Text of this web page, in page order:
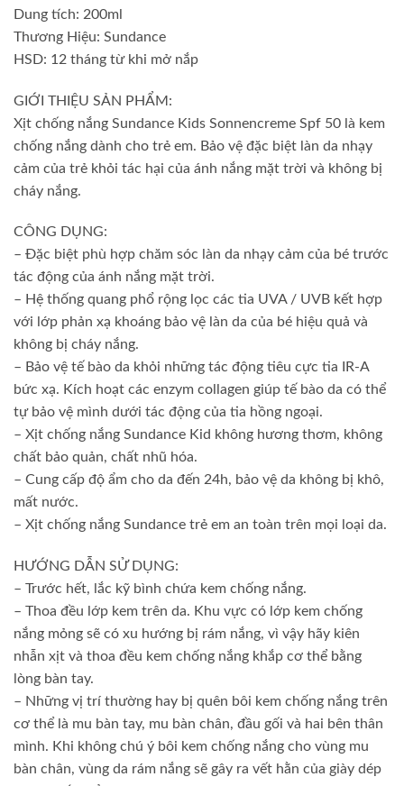
Dung tích: 200ml
Thương Hiệu: Sundance
HSD: 12 tháng từ khi mở nắp
GIỚI THIỆU SẢN PHẨM:
Xịt chống nắng Sundance Kids Sonnencreme Spf 50 là kem
chống nắng dành cho trẻ em. Bảo vệ đặc biệt làn da nhạy
cảm của trẻ khỏi tác hại của ánh nắng mặt trời và không bị
cháy nắng.
CÔNG DỤNG:
– Đặc biệt phù hợp chăm sóc làn da nhạy cảm của bé trước
tác động của ánh nắng mặt trời.
– Hệ thống quang phổ rộng lọc các tia UVA / UVB kết hợp
với lớp phản xạ khoáng bảo vệ làn da của bé hiệu quả và
không bị cháy nắng.
– Bảo vệ tế bào da khỏi những tác động tiêu cực tia IR-A
bức xạ. Kích hoạt các enzym collagen giúp tế bào da có thể
tự bảo vệ mình dưới tác động của tia hồng ngoại.
– Xịt chống nắng Sundance Kid không hương thơm, không
chất bảo quản, chất nhũ hóa.
– Cung cấp độ ẩm cho da đến 24h, bảo vệ da không bị khô,
mất nước.
– Xịt chống nắng Sundance trẻ em an toàn trên mọi loại da.
HƯỚNG DẪN SỬ DỤNG:
– Trước hết, lắc kỹ bình chứa kem chống nắng.
– Thoa đều lớp kem trên da. Khu vực có lớp kem chống
nắng mỏng sẽ có xu hướng bị rám nắng, vì vậy hãy kiên
nhẫn xịt và thoa đều kem chống nắng khắp cơ thể bằng
lòng bàn tay.
– Những vị trí thường hay bị quên bôi kem chống nắng trên
cơ thể là mu bàn tay, mu bàn chân, đầu gối và hai bên thân
mình. Khi không chú ý bôi kem chống nắng cho vùng mu
bàn chân, vùng da rám nắng sẽ gây ra vết hằn của giày dép